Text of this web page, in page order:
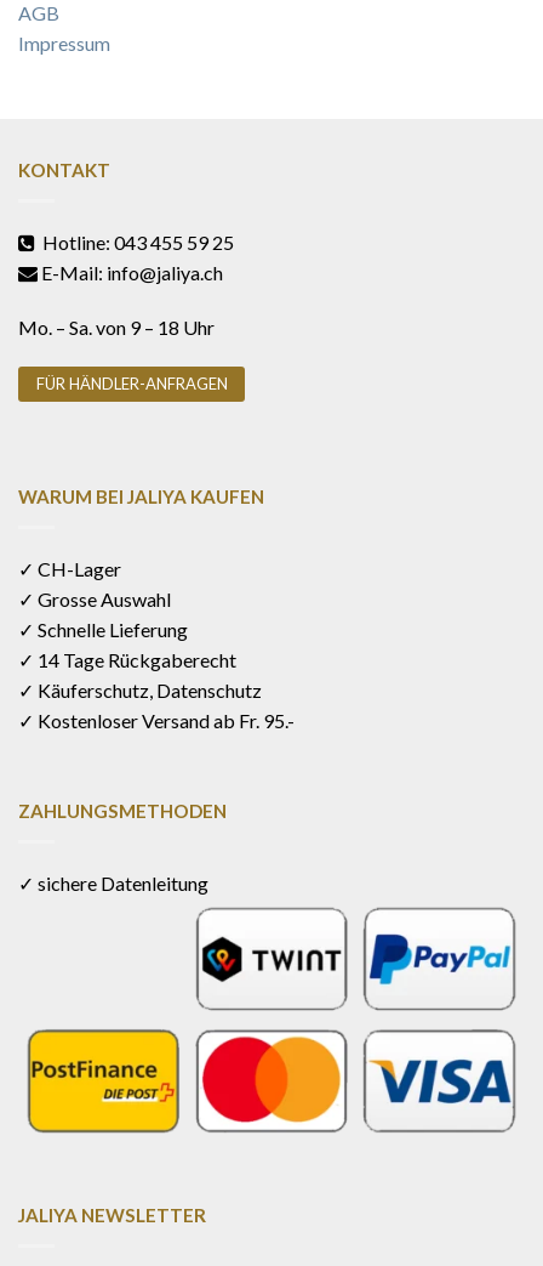
AGB
Impressum
KONTAKT
Hotline: 043 455 59 25
E-Mail: info@jaliya.ch
Mo. – Sa. von 9 – 18 Uhr
FÜR HÄNDLER-ANFRAGEN
WARUM BEI JALIYA KAUFEN
✓ CH-Lager
✓ Grosse Auswahl
✓ Schnelle Lieferung
✓ 14 Tage Rückgaberecht
✓ Käuferschutz, Datenschutz
✓ Kostenloser Versand ab Fr. 95.-
ZAHLUNGSMETHODEN
✓ sichere Datenleitung
JALIYA NEWSLETTER